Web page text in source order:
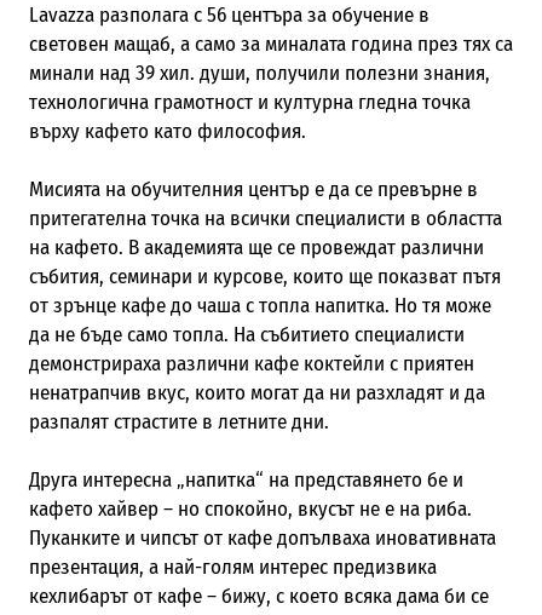
Lavazza разполага с 56 центъра за обучение в
световен мащаб, а само за миналата година през тях са
минали над 39 хил. души, получили полезни знания,
технологична грамотност и културна гледна точка
върху кафето като философия.
Мисията на обучителния център е да се превърне в
притегателна точка на всички специалисти в областта
на кафето. В академията ще се провеждат различни
събития, семинари и курсове, които ще показват пътя
от зрънце кафе до чаша с топла напитка. Но тя може
да не бъде само топла. На събитието специалисти
демонстрираха различни кафе коктейли с приятен
ненатрапчив вкус, които могат да ни разхладят и да
разпалят страстите в летните дни.
Друга интересна „напитка“ на представянето бе и
кафето хайвер – но спокойно, вкусът не е на риба.
Пуканките и чипсът от кафе допълваха иновативната
презентация, а най-голям интерес предизвика
кехлибарът от кафе – бижу, с което всяка дама би се